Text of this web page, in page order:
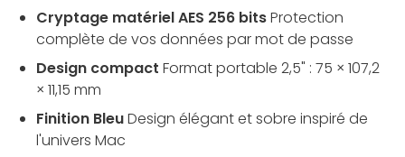
Cryptage matériel AES 256 bitsProtection
complète de vos données par mot de passe
Design compact Format portable 2,5" : 75 × 107,2
× 11,15 mm
Finition BleuDesign élégant et sobre inspiré de
l'univers Mac